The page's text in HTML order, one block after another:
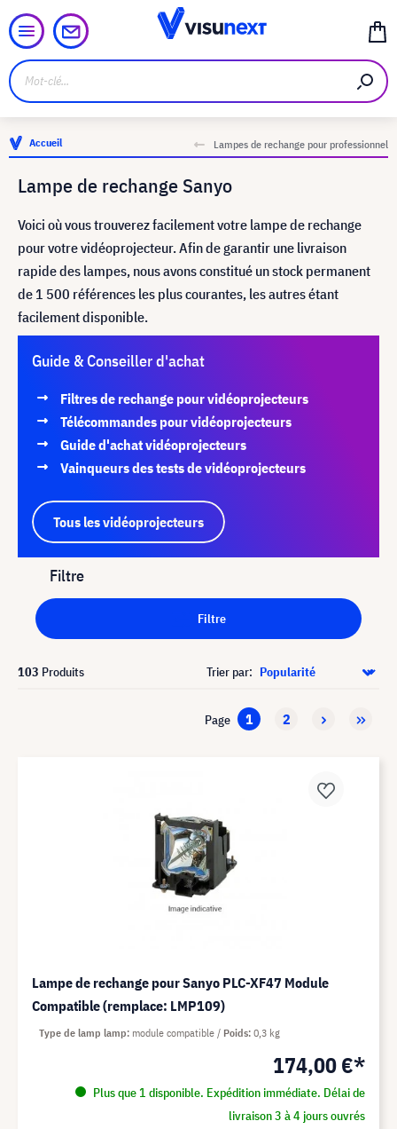
Accueil Lampes de rechange pour professionnel
Lampe de rechange Sanyo
Voici où vous trouverez facilement votre lampe de rechange
pour votre vidéoprojecteur. Afin de garantir une livraison
rapide des lampes, nous avons constitué un stock permanent
de 1 500 références les plus courantes, les autres étant
facilement disponible.
Guide & Conseiller d'achat
Filtres de rechange pour vidéoprojecteurs
Télécommandes pour vidéoprojecteurs
Guide d'achat vidéoprojecteurs
Vainqueurs des tests de vidéoprojecteurs
Tous les vidéoprojecteurs
Filtre
Filtre
103 Produits Trier par:
Page 1 2
Lampe de rechange pour Sanyo PLC-XF47 Module
Compatible (remplace: LMP109)
174,00 €*
Plus que 1 disponible. Expédition immédiate. Délai de
livraison 3 à 4 jours ouvrés
Type de lamp lamp module compatible Poids 0,3 kg